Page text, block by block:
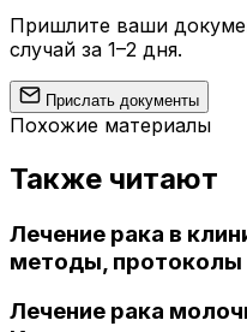
Пришлите ваши
случай за 1–2 дня.
Прислать документы
Похожие материалы
Также читают
Лечение рака в
методы, протоколы
Лечение рака